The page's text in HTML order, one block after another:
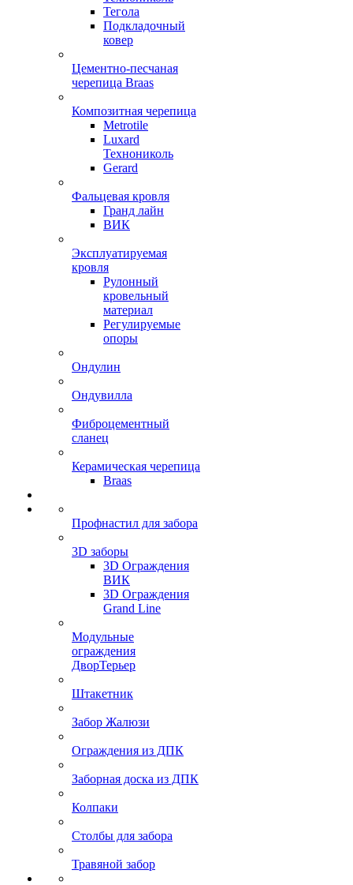
Тегола
Подкладочный
ковер
Цементно-песчаная
черепица Braas
Композитная черепица
Metrotile
Luxard
Технониколь
Gerard
Фальцевая кровля
Гранд лайн
ВИК
Эксплуатируемая
кровля
Рулонный
кровельный
материал
Регулируемые
опоры
Ондулин
Ондувилла
Фиброцементный
сланец
Керамическая черепица
Braas
Профнастил для забора
3D заборы
3D Ограждения
ВИК
3D Ограждения
Grand Line
Модульные
ограждения
ДворТерьер
Штакетник
Забор Жалюзи
Ограждения из ДПК
Заборная доска из ДПК
Колпаки
Столбы для забора
Травяной забор